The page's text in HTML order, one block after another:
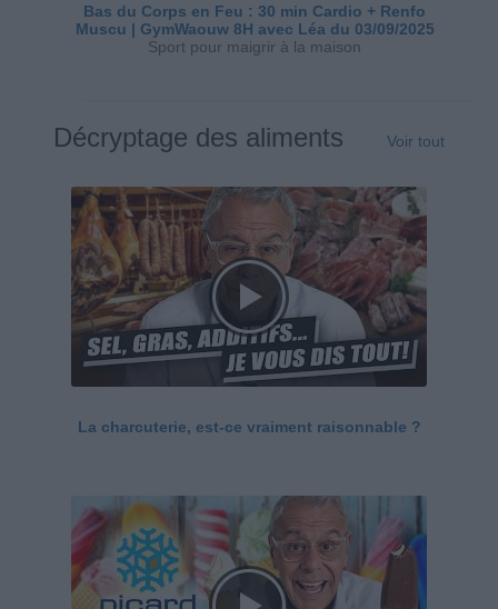
Bas du Corps en Feu : 30 min Cardio + Renfo
Muscu | GymWaouw 8H avec Léa du 03/09/2025
Sport pour maigrir à la maison
Décryptage des aliments Voir tout
La charcuterie, est-ce vraiment raisonnable ?